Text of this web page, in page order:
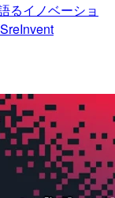
るイノベーショ